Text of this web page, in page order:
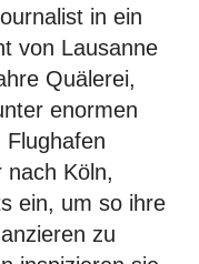
in ein
von Lausanne
Quälerei,
enormen
Flughafen
nach Köln,
ein, um so ihre
zu